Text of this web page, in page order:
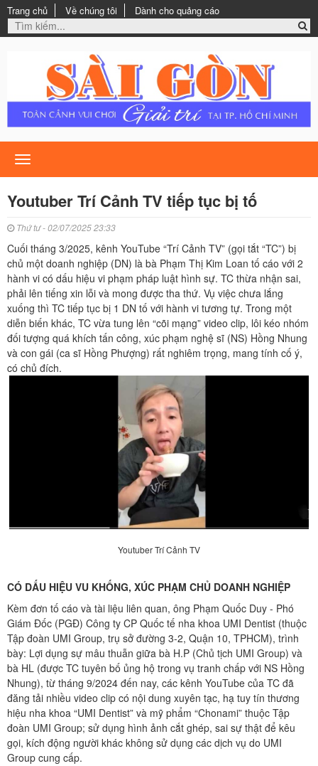
Trang chủ Về chúng tôi Dành cho quảng cáo
Toggle
navigation
Youtuber Trí Cảnh TV tiếp tục bị tố
Thứ tư - 02/07/2025 23:33
Cuối tháng 3/2025, kênh YouTube “Trí Cảnh TV” (gọi tắt “TC”) bị
chủ một doanh nghiệp (DN) là bà Phạm Thị Kim Loan tố cáo với 2
hành vi có dấu hiệu vi phạm pháp luật hình sự. TC thừa nhận sai,
phải lên tiếng xin lỗi và mong được tha thứ. Vụ việc chưa lắng
xuống thì TC tiếp tục bị 1 DN tố với hành vi tương tự. Trong một
diễn biến khác, TC vừa tung lên “cõi mạng” video clip, lôi kéo nhóm
đối tượng quá khích tấn công, xúc phạm nghệ sĩ (NS) Hồng Nhung
và con gái (ca sĩ Hồng Phượng) rất nghiêm trọng, mang tính cố ý,
có chủ đích.
Youtuber Trí Cảnh TV
CÓ DẤU HIỆU VU KHỐNG, XÚC PHẠM CHỦ DOANH NGHIỆP
Kèm đơn tố cáo và tài liệu liên quan, ông Phạm Quốc Duy - Phó
Giám Đốc (PGĐ) Công ty CP Quốc tế nha khoa UMI Dentist (thuộc
Tập đoàn UMI Group, trụ sở đường 3-2, Quận 10, TPHCM), trình
bày: Lợi dụng sự mâu thuẫn giữa bà H.P (Chủ tịch UMI Group) và
bà HL (được TC tuyên bố ủng hộ trong vụ tranh chấp với NS Hồng
Nhung), từ tháng 9/2024 đến nay, các kênh YouTube của TC đã
đăng tải nhiều video clip có nội dung xuyên tạc, hạ tuy tín thương
hiệu nha khoa “UMI Dentist” và mỹ phẩm “Chonami” thuộc Tập
đoàn UMI Group; sử dụng hình ảnh cắt ghép, sai sự thật để kêu
gọi, kích động người khác không sử dụng các dịch vụ do UMI
Group cung cấp.